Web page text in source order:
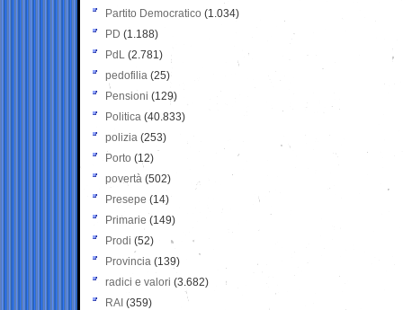
Partito Democratico (1.034)
PD (1.188)
PdL (2.781)
pedofilia (25)
Pensioni (129)
Politica (40.833)
polizia (253)
Porto (12)
povertà (502)
Presepe (14)
Primarie (149)
Prodi (52)
Provincia (139)
radici e valori (3.682)
RAI (359)